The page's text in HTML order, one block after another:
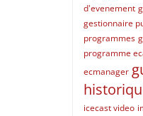
d'evenement
gestionnaire
programmes
programme
ecmanager
icecast video